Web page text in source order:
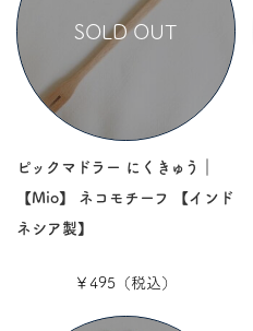
SOLD OUT
ピックマドラー にくきゅう｜
【Mio】 ネコモチーフ 【インド
ネシア製】
￥495（税込）